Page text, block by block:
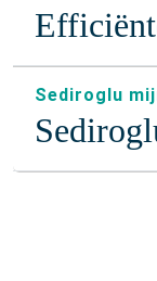
Sediroglu